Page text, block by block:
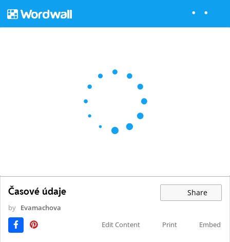
Časové údaje Share
by Evamachova
Edit Content
Print Embed